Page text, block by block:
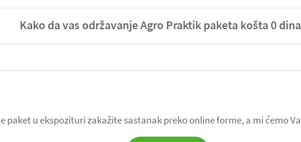
Kako da vas održavanje Agro Praktik paketa košta 0
paket u ekspozituri zakažite sastanak preko online forme, a mi ćemo